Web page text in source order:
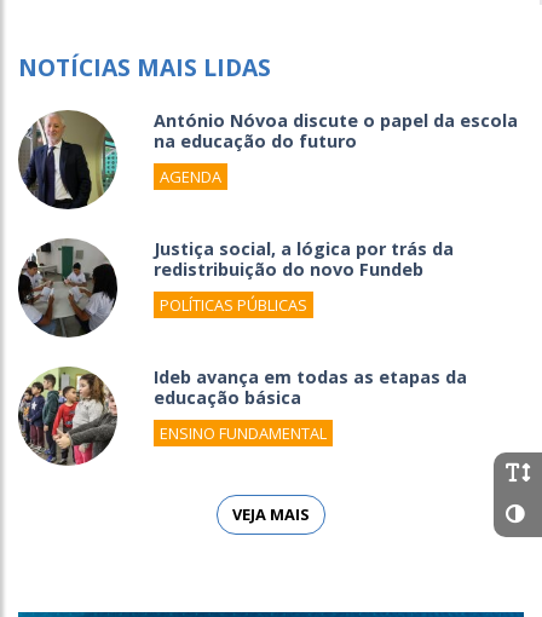
NOTÍCIAS MAIS LIDAS
António Nóvoa discute o papel da escola
na educação do futuro
AGENDA
Justiça social, a lógica por trás da
redistribuição do novo Fundeb
POLÍTICAS PÚBLICAS
Ideb avança em todas as etapas da
educação básica
ENSINO FUNDAMENTAL
VEJA MAIS